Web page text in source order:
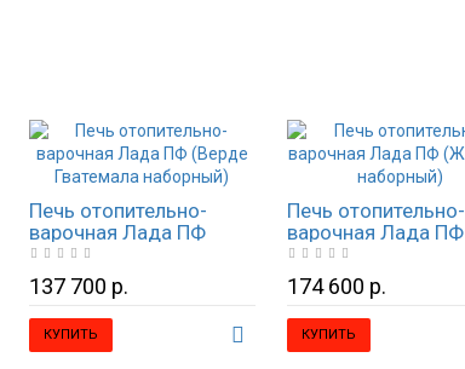
Печь отопительно-
варочная Лада ПФ
(Верде Гватемала
наборный)
137 700 р.
КУПИТЬ
Печь отопительно-
варочная Лада ПФ
(Жадеит наборный)
174 600 р.
КУПИТЬ